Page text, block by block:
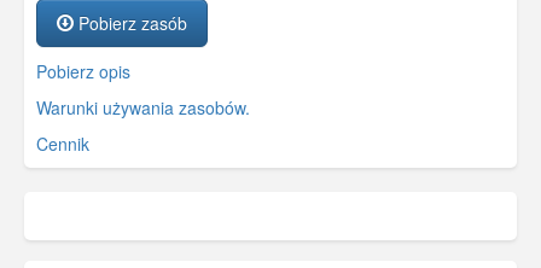
Pobierz zasób
Pobierz opis
Warunki używania zasobów.
Cennik